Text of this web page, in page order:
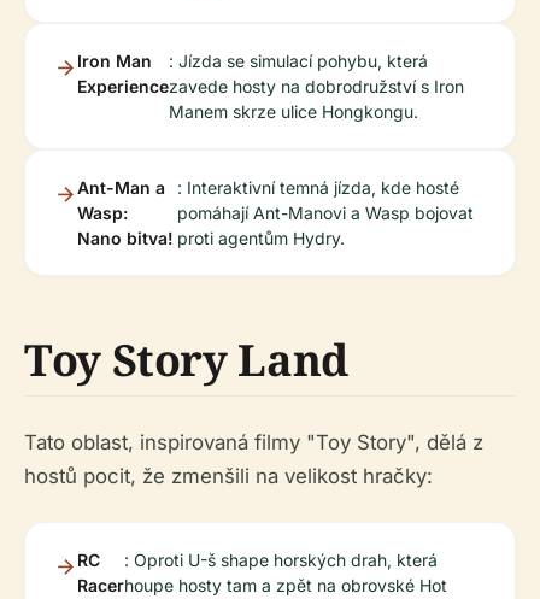
Iron Man
Experience
: Jízda se simulací pohybu, která
zavede hosty na dobrodružství s Iron
Manem skrze ulice Hongkongu.
Ant-Man a
Wasp:
Nano bitva!
: Interaktivní temná jízda, kde hosté
pomáhají Ant-Manovi a Wasp bojovat
proti agentům Hydry.
Toy Story Land
Tato oblast, inspirovaná filmy "Toy Story", dělá z
hostů pocit, že zmenšili na velikost hračky:
RC
Racer
: Oproti U-š shape horských drah, která
houpe hosty tam a zpět na obrovské Hot